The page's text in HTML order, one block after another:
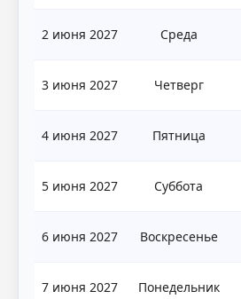
2 июня 2027 Среда
3 июня 2027 Четверг
4 июня 2027 Пятница
5 июня 2027 Суббота
6 июня 2027 Воскресенье
7 июня 2027 Понедельник